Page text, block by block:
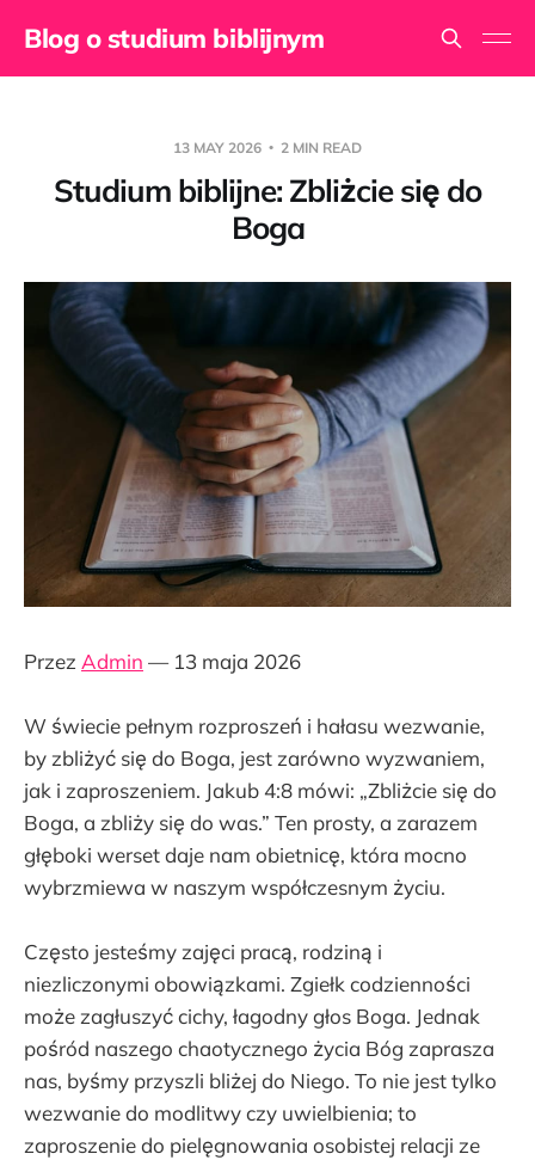
Blog o studium biblijnym
13 MAY 2026 2 MIN READ
Studium biblijne: Zbliżcie się do
Boga
Przez Admin — 13 maja 2026
W świecie pełnym rozproszeń i hałasu wezwanie,
by zbliżyć się do Boga, jest zarówno wyzwaniem,
jak i zaproszeniem. Jakub 4:8 mówi: „Zbliżcie się do
Boga, a zbliży się do was.” Ten prosty, a zarazem
głęboki werset daje nam obietnicę, która mocno
wybrzmiewa w naszym współczesnym życiu.
Często jesteśmy zajęci pracą, rodziną i
niezliczonymi obowiązkami. Zgiełk codzienności
może zagłuszyć cichy, łagodny głos Boga. Jednak
pośród naszego chaotycznego życia Bóg zaprasza
nas, byśmy przyszli bliżej do Niego. To nie jest tylko
wezwanie do modlitwy czy uwielbienia; to
zaproszenie do pielęgnowania osobistej relacji ze